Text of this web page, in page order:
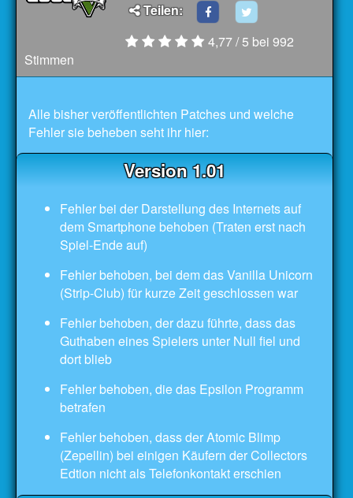
Teilen:
4,77/ 5 bei992
Stimmen
Alle bisher veröffentlichten Patches und welche
Fehler sie beheben seht ihr hier:
Version 1.01
Fehler bei der Darstellung des Internets auf
dem Smartphone behoben (Traten erst nach
Spiel-Ende auf)
Fehler behoben, bei dem das Vanilla Unicorn
(Strip-Club) für kurze Zeit geschlossen war
Fehler behoben, der dazu führte, dass das
Guthaben eines Spielers unter Null fiel und
dort blieb
Fehler behoben, die das Epsilon Programm
betrafen
Fehler behoben, dass der Atomic Blimp
(Zepellin) bei einigen Käufern der Collectors
Edtion nicht als Telefonkontakt erschien